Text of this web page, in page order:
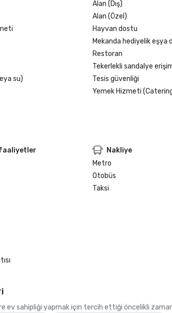
su)
Alan (Dış)
Alan (Özel)
Hayvan dostu
Mekanda hediyelik eşya
Restoran
Tekerlekli sandalye
Tesis güvenliği
Yemek Hizmeti
Nakliye
Metro
Otobüs
Taksi
ev sahipliği yapmak için tercih ettiği öncelikli zaman